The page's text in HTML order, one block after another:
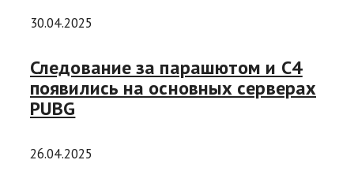
30.04.2025
Следование за парашютом и C4
появились на основных серверах
PUBG
26.04.2025